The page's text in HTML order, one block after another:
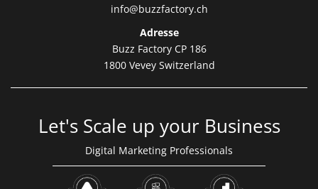
info@buzzfactory.ch
Adresse
Buzz Factory CP 186
1800 Vevey Switzerland
Let's Scale up your Business
Digital Marketing Professionals